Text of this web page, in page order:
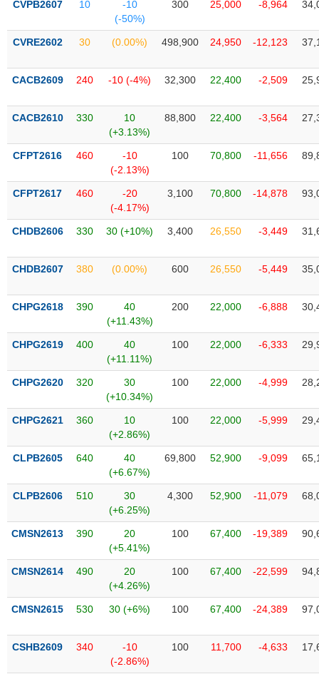
Tâm
thị
trường
CVPB2607 10
-10
(-50%)
300 25,000 -8,964
CVRE2602 30 (0.00%) 498,900 24,950 -12,123
CACB2609 240 -10 (-4%) 32,300 22,400 -2,509
CACB2610 330
10
(+3.13%)
88,800 22,400 -3,564
CFPT2616 460
-10
(-2.13%)
100 70,800 -11,656
CFPT2617 460
-20
(-4.17%)
3,100 70,800 -14,878
CHDB2606 330 30 (+10%) 3,400 26,550 -3,449
CHDB2607 380 (0.00%) 600 26,550 -5,449
CHPG2618 390
40
(+11.43%)
200 22,000 -6,888
CHPG2619 400
40
(+11.11%)
100 22,000 -6,333
CHPG2620 320
30
(+10.34%)
100 22,000 -4,999
CHPG2621 360
10
(+2.86%)
100 22,000 -5,999
CLPB2605 640
40
(+6.67%)
69,800 52,900 -9,099
CLPB2606 510
30
(+6.25%)
4,300 52,900 -11,079
CMSN2613 390
20
(+5.41%)
100 67,400 -19,389
CMSN2614 490
20
(+4.26%)
100 67,400 -22,599
CMSN2615 530 30 (+6%) 100 67,400 -24,389
CSHB2609 340
-10
(-2.86%)
100 11,700 -4,633
DÙNG
THIẾT
YẾU
TIÊU
THIẾT
YẾU
CHĂM
SỨC
TÀI
TIN
VỤ
THÔNG